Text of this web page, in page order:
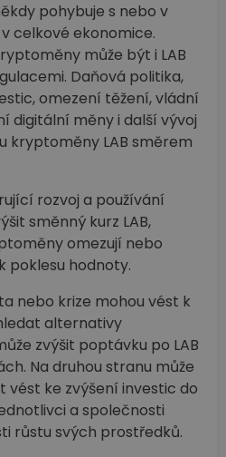
pohybuje s nebo v
celkové ekonomice.
může být i LAB
Daňová politika,
omezení těžení, vládní
digitální měny i další vývoj
kryptoměny LAB směrem
rozvoj a používání
směnný kurz LAB,
omezují nebo
poklesu hodnoty.
nebo krize mohou vést k
alternativy
zvýšit poptávku po LAB
Na druhou stranu může
vést ke zvýšení investic do
a společnosti
růstu svých prostředků.